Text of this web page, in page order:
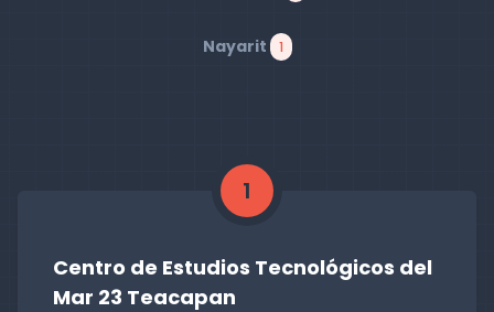
Nayarit 1
1
Centro de Estudios Tecnológicos del
Mar 23 Teacapan